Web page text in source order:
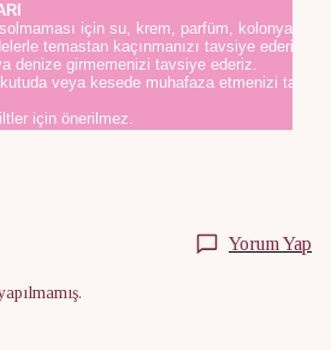
solmaması için su, krem, parfüm, kolonya,
temastan kaçınmanızı tavsiye ederiz.
denize girmemenizi tavsiye ederiz.
kutuda veya kesede muhafaza etmenizi
için önerilmez.
Yorum Yap